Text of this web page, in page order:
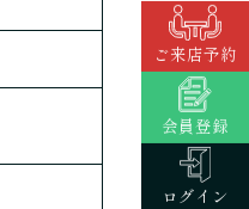
ご来店予約
会員登録
ログイン